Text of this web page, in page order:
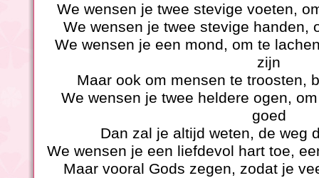
We wensen je twee stevige voeten,
We wensen je twee stevige handen,
We wensen je een mond, om te
zijn
Maar ook om mensen te troosten,
We wensen je twee heldere ogen,
goed
Dan zal je altijd weten, de weg
We wensen je een liefdevol hart toe,
Maar vooral Gods zegen, zodat je